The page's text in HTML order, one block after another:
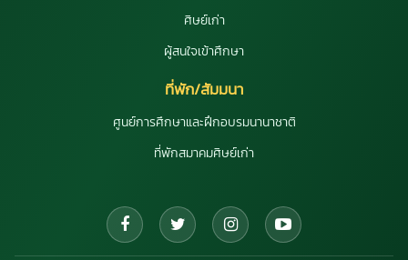
ศิษย์เก่า
ผู้สนใจเข้าศึกษา
ที่พัก/สัมมนา
ศูนย์การศึกษาและฝึกอบรมนานาชาติ
ที่พักสมาคมศิษย์เก่า